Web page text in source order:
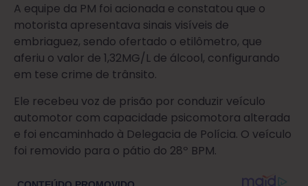
A equipe da PM foi acionada e constatou que o
motorista apresentava sinais visíveis de
embriaguez, sendo ofertado o etilômetro, que
aferiu o valor de 1,32MG/L de álcool, configurando
em tese crime de trânsito.
Ele recebeu voz de prisão por conduzir veículo
automotor com capacidade psicomotora alterada
e foi encaminhado à Delegacia de Polícia. O veículo
foi removido para o pátio do 28º BPM.